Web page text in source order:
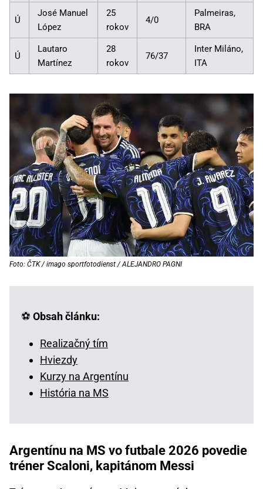
Ú
José Manuel
López
25
rokov
4/0
Palmeiras,
BRA
Ú
Lautaro
Martínez
28
rokov
76/37
Inter Miláno,
ITA
Foto: ČTK / imago sportfotodienst / ALEJANDRO PAGNI
⚽ Obsah článku:
Realizačný tím
Hviezdy
Kurzy na Argentínu
História na MS
Argentínu na MS vo futbale 2026 povedie
tréner Scaloni, kapitánom Messi